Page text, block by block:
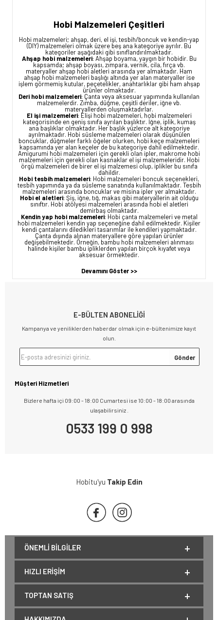
Hobi Malzemeleri Çeşitleri
Hobi malzemeleri; ahşap, deri, el işi, tesbih/boncuk ve kendin-yap
(DIY) malzemeleri olmak üzere beş ana kategoriye ayrılır. Bu
kategoriler aşağıdaki gibi sınıflandırılmaktadır.
Ahşap hobi malzemeleri: Ahşap boyama, yaygın bir hobidir. Bu
kapsamda; ahşap boyası, zımpara, vernik, cila, fırça vb.
materyaller ahşap hobi aletleri arasında yer almaktadır. Ham
ahşap hobi malzemeleri başlığı altında yer alan materyaller ise
işlem görmemiş kutular, peçetelikler, anahtarlıklar gibi ham ahşap
ürünler olmaktadır.
Deri hobi malzemeleri: Çanta veya aksesuar yapımında kullanılan
malzemelerdir. Zımba, düğme, çeşitli deriler, iğne vb.
materyallerden oluşmaktadırlar.
El işi malzemeleri: Elişi hobi malzemeleri, hobi malzemeleri
kategorisinde en geniş sınıfa ayrılan başlıktır. İğne, iplik, kumaş
ana başlıklar olmaktadır. Her başlık yüzlerce alt kategoriye
ayrılmaktadır. Hobi süsleme malzemeleri olarak düşünülen
boncuklar, düğmeler farklı öğeler olurken, hobi keçe malzemeleri
kapsamında yer alan keçeler de bu kategoriye dahil edilmektedir.
Amigurumi hobi malzemeleri için gerekli olan ipler, makrome hobi
malzemeleri için gerekli olan kasnaklar el işi malzemeleridir. Hobi
örgü malzemeleri de birer el işi malzemesi olup, iplikler bu sınıfa
dahildir.
Hobi tesbih malzemeleri: Hobi malzemeleri boncuk seçenekleri,
tesbih yapımında ya da süsleme sanatında kullanılmaktadır. Tesbih
malzemeleri arasında boncuklar ve misina ipler yer almaktadır.
Hobi el aletleri: Şiş, iğne, tığ, makas gibi materyallerin ait olduğu
sınıftır. Hobi atölyesi malzemeleri arasında hobi el aletleri
demirbaş olmaktadır.
Kendin yap hobi malzemeleri: Hobi çanta malzemeleri ve metal
hobi malzemeleri kendin yap seçeneğine dahil edilmektedir. Kişiler
kendi çantalarını diledikleri tasarımlar ile kendileri yapmaktadır.
Çanta dışında alınan materyallere göre yapılan ürünler
değişebilmektedir. Örneğin, bambu hobi malzemeleri alınması
halinde kişiler bambu ipliklerden yapılan birçok kıyafet veya
aksesuar örmektedir.
Devamını Göster >>
E-BÜLTEN ABONELİĞİ
Kampanya ve yeniliklerden haberdar olmak için e-bültenimize kayıt
olun.
Müşteri Hizmetleri
Bizlere hafta içi 09:00 - 18:00 Cumartesi ise 10:00 - 18:00 arasında
ulaşabilirsiniz .
0533 199 0 998
Hobitu'yu Takip Edin
ÖNEMLI BILGILER
HIZLI ERIŞIM
TOPTAN SATIŞ